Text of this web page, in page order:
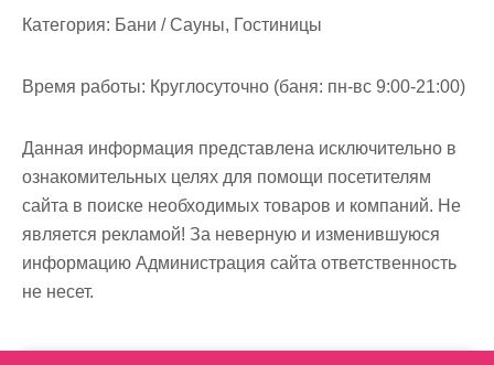
Категория: Бани / Сауны, Гостиницы
Время работы: Круглосуточно (баня: пн-вс 9:00-21:00)
Данная информация представлена исключительно в
ознакомительных целях для помощи посетителям
сайта в поиске необходимых товаров и компаний. Не
является рекламой! За неверную и изменившуюся
информацию Администрация сайта ответственность
не несет.